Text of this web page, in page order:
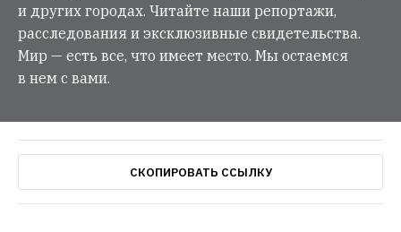
и других городах. Читайте наши репортажи,
расследования и эксклюзивные свидетельства.
Мир — есть все, что имеет место. Мы остаемся
в нем с вами.
СКОПИРОВАТЬ ССЫЛКУ